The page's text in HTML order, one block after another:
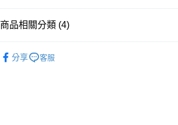
悠遊付
運送方式
商品相關分類 (4)
分享 客服